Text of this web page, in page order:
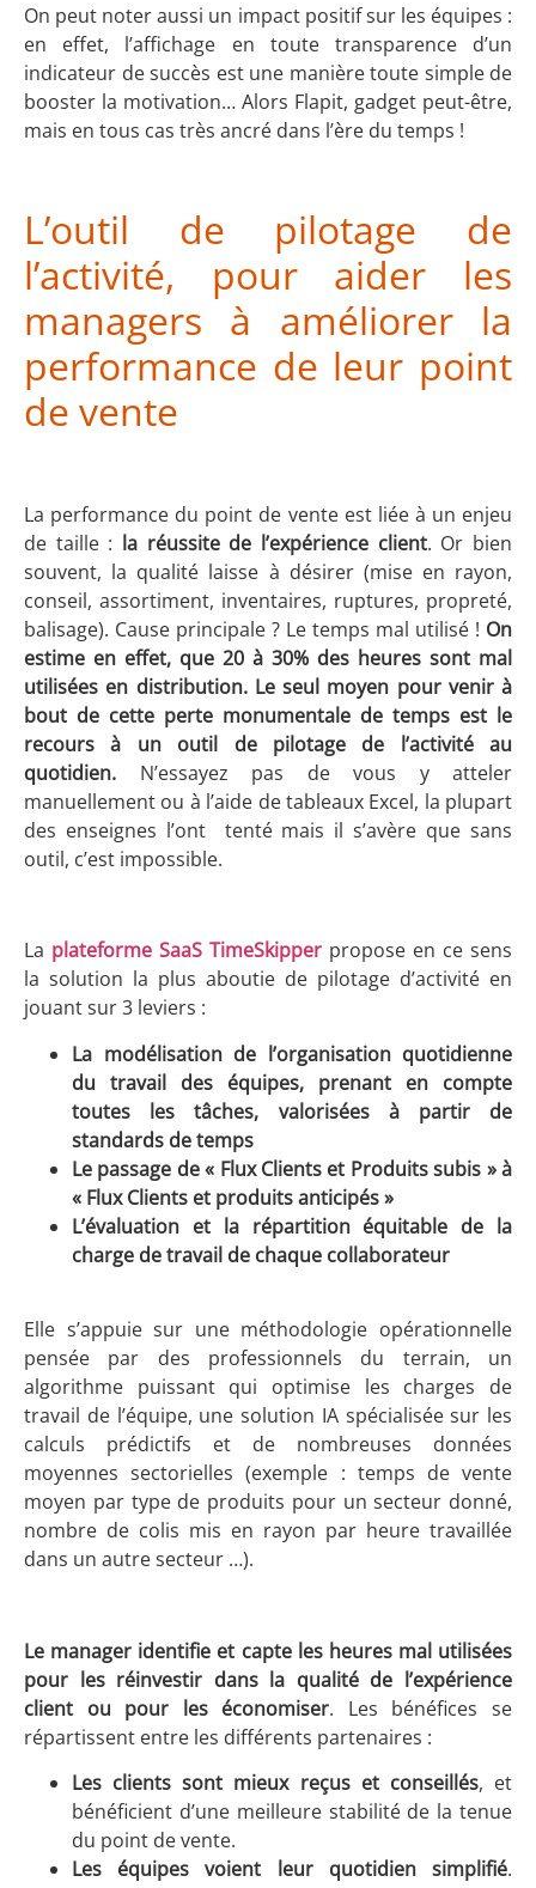
On peut noter aussi un impact positif sur les équipes :
en effet, l’affichage en toute transparence d’un
indicateur de succès est une manière toute simple de
booster la motivation… Alors Flapit, gadget peut-être,
mais en tous cas très ancré dans l’ère du temps !
L’outil de pilotage de
l’activité, pour aider les
managers à améliorer la
performance de leur point
de vente
La performance du point de vente est liée à un enjeu
de taille : la réussite de l’expérience client. Or bien
souvent, la qualité laisse à désirer (mise en rayon,
conseil, assortiment, inventaires, ruptures, propreté,
balisage). Cause principale ? Le temps mal utilisé ! On
estime en effet, que 20 à 30% des heures sont mal
utilisées en distribution. Le seul moyen pour venir à
bout de cette perte monumentale de temps est le
recours à un outil de pilotage de l’activité au
quotidien. N’essayez pas de vous y atteler
manuellement ou à l’aide de tableaux Excel, la plupart
des enseignes l’ont tenté mais il s’avère que sans
outil, c’est impossible.
La plateforme SaaS TimeSkipper propose en ce sens
la solution la plus aboutie de pilotage d’activité en
jouant sur 3 leviers :
La modélisation de l’organisation quotidienne
du travail des équipes, prenant en compte
toutes les tâches, valorisées à partir de
standards de temps
Le passage de « Flux Clients et Produits subis » à
« Flux Clients et produits anticipés »
L’évaluation et la répartition équitable de la
charge de travail de chaque collaborateur
Elle s’appuie sur une méthodologie opérationnelle
pensée par des professionnels du terrain, un
algorithme puissant qui optimise les charges de
travail de l’équipe, une solution IA spécialisée sur les
calculs prédictifs et de nombreuses données
moyennes sectorielles (exemple : temps de vente
moyen par type de produits pour un secteur donné,
nombre de colis mis en rayon par heure travaillée
dans un autre secteur …).
Le manager identifie et capte les heures mal utilisées
pour les réinvestir dans la qualité de l’expérience
client ou pour les économiser. Les bénéfices se
répartissent entre les différents partenaires :
Les clients sont mieux reçus et conseillés, et
bénéficient d’une meilleure stabilité de la tenue
du point de vente.
Les équipes voient leur quotidien simplifié.